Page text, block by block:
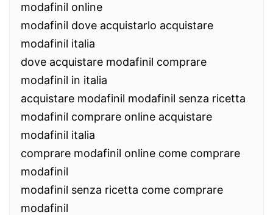
modafinil online
modafinil dove acquistarlo acquistare
modafinil italia
dove acquistare modafinil comprare
modafinil in italia
acquistare modafinil modafinil senza ricetta
modafinil comprare online acquistare
modafinil italia
comprare modafinil online come comprare
modafinil
modafinil senza ricetta come comprare
modafinil